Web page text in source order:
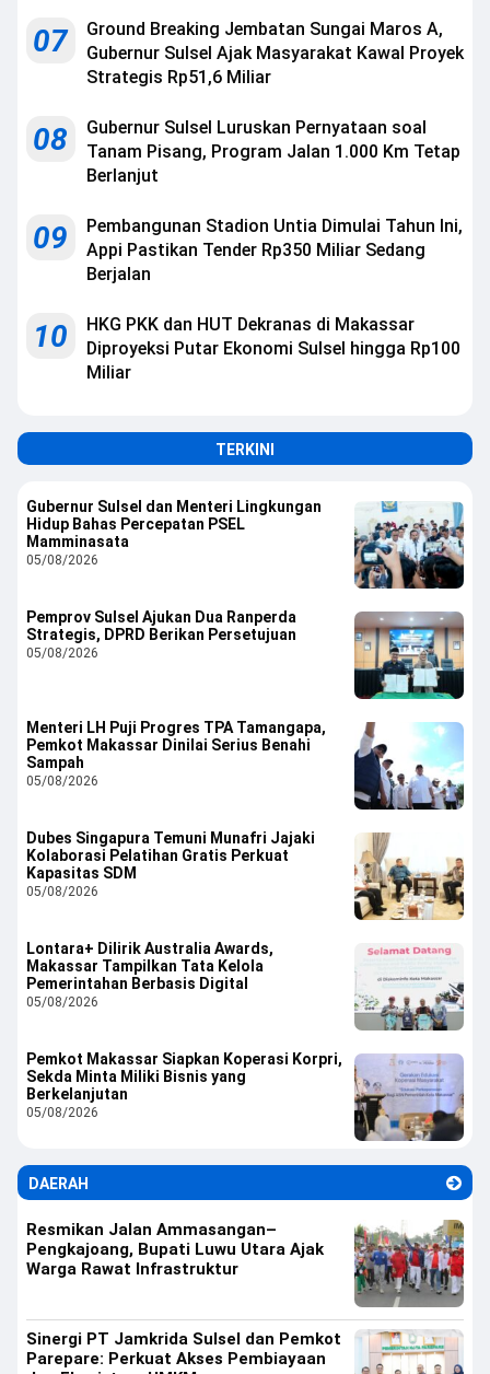
07
Ground Breaking Jembatan Sungai Maros A,
Gubernur Sulsel Ajak Masyarakat Kawal Proyek
Strategis Rp51,6 Miliar
08
Gubernur Sulsel Luruskan Pernyataan soal
Tanam Pisang, Program Jalan 1.000 Km Tetap
Berlanjut
09
Pembangunan Stadion Untia Dimulai Tahun Ini,
Appi Pastikan Tender Rp350 Miliar Sedang
Berjalan
10
HKG PKK dan HUT Dekranas di Makassar
Diproyeksi Putar Ekonomi Sulsel hingga Rp100
Miliar
TERKINI
Gubernur Sulsel dan Menteri Lingkungan
Hidup Bahas Percepatan PSEL
Mamminasata
05/08/2026
Pemprov Sulsel Ajukan Dua Ranperda
Strategis, DPRD Berikan Persetujuan
05/08/2026
Menteri LH Puji Progres TPA Tamangapa,
Pemkot Makassar Dinilai Serius Benahi
Sampah
05/08/2026
Dubes Singapura Temuni Munafri Jajaki
Kolaborasi Pelatihan Gratis Perkuat
Kapasitas SDM
05/08/2026
Lontara+ Dilirik Australia Awards,
Makassar Tampilkan Tata Kelola
Pemerintahan Berbasis Digital
05/08/2026
Pemkot Makassar Siapkan Koperasi Korpri,
Sekda Minta Miliki Bisnis yang
Berkelanjutan
05/08/2026
DAERAH
Resmikan Jalan Ammasangan–
Pengkajoang, Bupati Luwu Utara Ajak
Warga Rawat Infrastruktur
Sinergi PT Jamkrida Sulsel dan Pemkot
Parepare: Perkuat Akses Pembiayaan